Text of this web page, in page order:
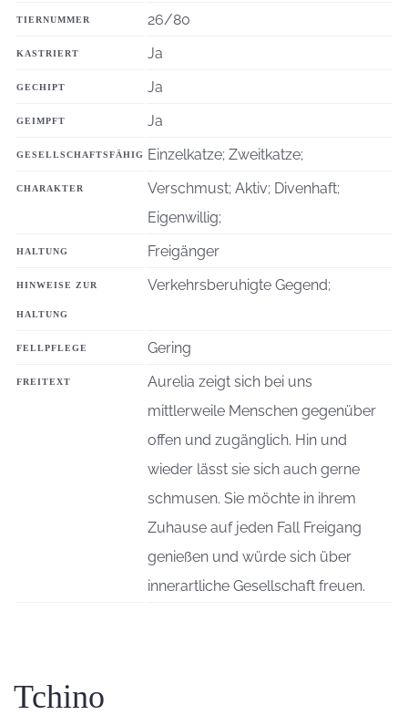
TIERNUMMER 26/80
KASTRIERT Ja
GECHIPT Ja
GEIMPFT Ja
GESELLSCHAFTSFÄHIG Einzelkatze; Zweitkatze;
CHARAKTER
Verschmust; Aktiv; Divenhaft;
Eigenwillig;
HALTUNG Freigänger
HINWEISE ZUR
HALTUNG
Verkehrsberuhigte Gegend;
FELLPFLEGE Gering
FREITEXT
Aurelia zeigt sich bei uns
mittlerweile Menschen gegenüber
offen und zugänglich. Hin und
wieder lässt sie sich auch gerne
schmusen. Sie möchte in ihrem
Zuhause auf jeden Fall Freigang
genießen und würde sich über
innerartliche Gesellschaft freuen.
Tchino